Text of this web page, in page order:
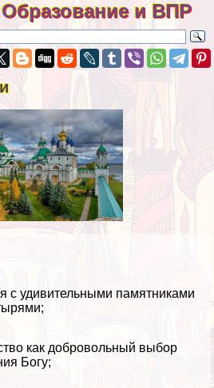
Образование и ВПР
с удивительными памятниками
как добровольный выбор
Богу;